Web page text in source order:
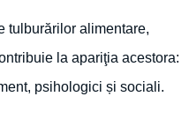
tulburărilor alimentare,
la apariţia acestora:
psihologici și sociali.